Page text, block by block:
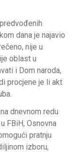
dana je najavio
nije u
oblast u
i Dom naroda,
procjene je li akt
dnevnom redu
FBiH, Osnovna
pratnju
izboru,